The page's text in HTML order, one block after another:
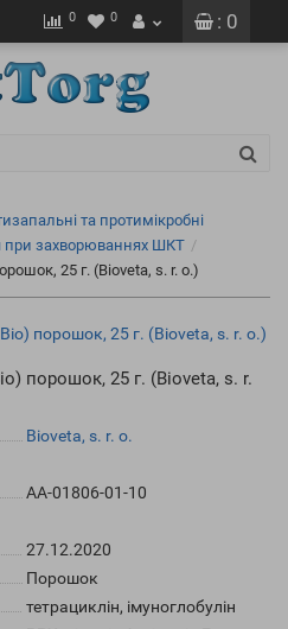
: 0
0 0
та протимікробні
при захворюваннях ШКТ
25 г. (Bioveta, s. r. o.)
порошок, 25 г. (Bioveta, s. r.
Bioveta, s. r. o.
АА-01806-01-10
27.12.2020
Порошок
тетрациклін, імуноглобулін